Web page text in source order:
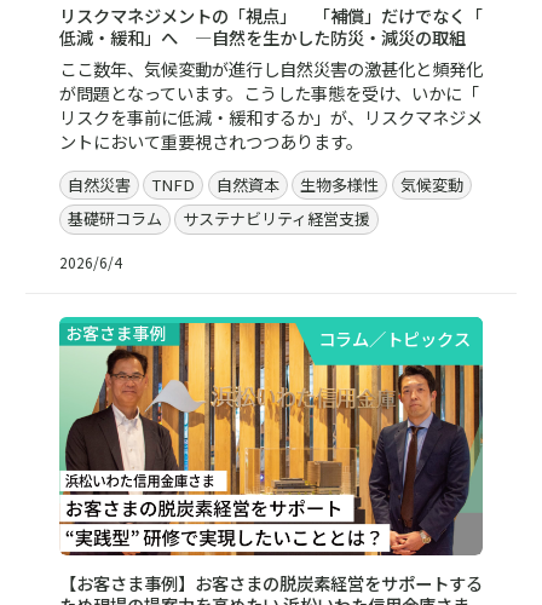
リスクマネジメントの「視点」 「補償」だけでなく「
低減・緩和」へ ―自然を生かした防災・減災の取組
ここ数年、気候変動が進行し自然災害の激甚化と頻発化
が問題となっています。こうした事態を受け、いかに「
リスクを事前に低減・緩和するか」が、リスクマネジメ
ントにおいて重要視されつつあります。
自然災害 TNFD 自然資本 生物多様性
気候変動
基礎研コラム
サステナビリティ経営支援
2026/6/4
コラム／トピックス
【お客さま事例】お客さまの脱炭素経営をサポートする